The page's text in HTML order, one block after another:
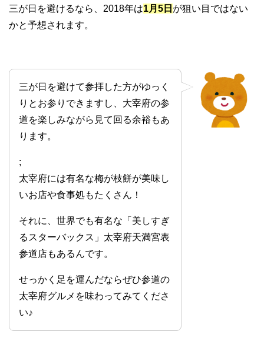
三が日を避けるなら、2018年は1月5日 が狙い目ではない
かと予想されます。
三が日を避けて参拝した方がゆっく
りとお参りできますし、大宰府の参
道を楽しみながら見て回る余裕もあ
ります。
;
太宰府には有名な梅が枝餅が美味し
いお店や食事処もたくさん！
それに、世界でも有名な「美しすぎ
るスターバックス」太宰府天満宮表
参道店もあるんです。
せっかく足を運んだならぜひ参道の
太宰府グルメを味わってみてくださ
い♪